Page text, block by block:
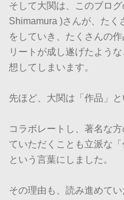
そして大関は、このブロ
Shimamura )さんが、たく
をしていき、たくさんの
リートが成し遂げたよう
想してしまいます。
先ほど、大関は「作品」と
コラボレートし、著名な
ていただくことも立派な
という言葉にしました。
その理由も、読み進めて